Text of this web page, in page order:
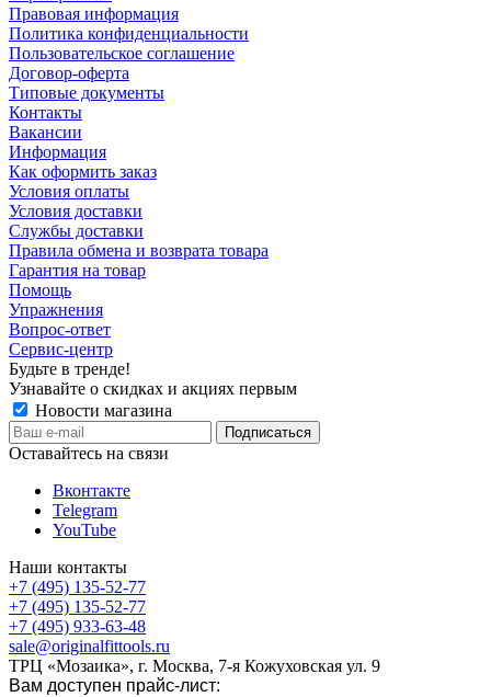
Правовая информация
Политика конфиденциальности
Пользовательское соглашение
Договор-оферта
Типовые документы
Контакты
Вакансии
Информация
Как оформить заказ
Условия оплаты
Условия доставки
Службы доставки
Правила обмена и возврата товара
Гарантия на товар
Помощь
Упражнения
Вопрос-ответ
Сервис-центр
Будьте в тренде!
Узнавайте о скидках и акциях первым
Новости магазина
Оставайтесь на связи
Вконтакте
Telegram
YouTube
Наши контакты
+7 (495) 135-52-77
+7 (495) 135-52-77
+7 (495) 933-63-48
sale@originalfittools.ru
ТРЦ «Мозаика», г. Москва, 7-я Кожуховская ул. 9
Вам доступен прайс-лист: